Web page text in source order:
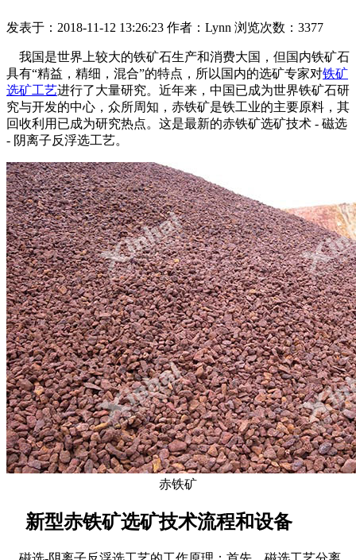
发表于：2018-11-12 13:26:23 作者：Lynn 浏览次数：3377
我国是世界上较大的铁矿石生产和消费大国，但国内铁矿石
具有“精益，精细，混合”的特点，所以国内的选矿专家对铁矿
选矿工艺进行了大量研究。近年来，中国已成为世界铁矿石研
究与开发的中心，众所周知，赤铁矿是铁工业的主要原料，其
回收利用已成为研究热点。这是最新的赤铁矿选矿技术 - 磁选
- 阴离子反浮选工艺。
赤铁矿
新型赤铁矿选矿技术流程和设备